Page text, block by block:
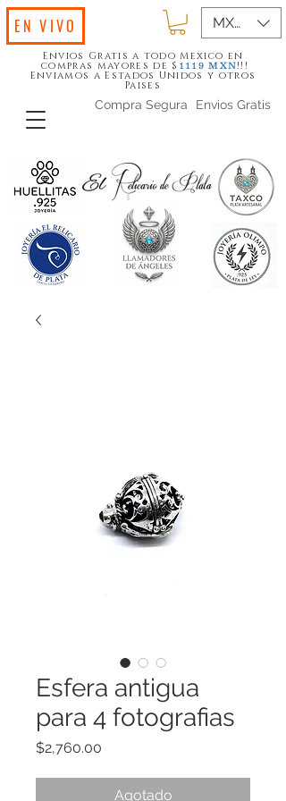
Envios Gratis
Compra Segura
Envios Gratis a todo Mexico en
compras mayores de $ 1119 MXN!!!
Enviamos a Estados Unidos y otros
Paises
MXN ($)
EN VIVO
Esfera antigua
para 4 fotografias
$2,760.00
Agotado